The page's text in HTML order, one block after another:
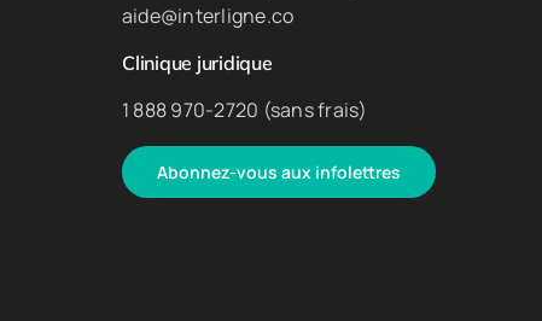
aide@interligne.co
Clinique juridique
1 888 970-2720 (sans frais)
Abonnez-vous aux infolettres